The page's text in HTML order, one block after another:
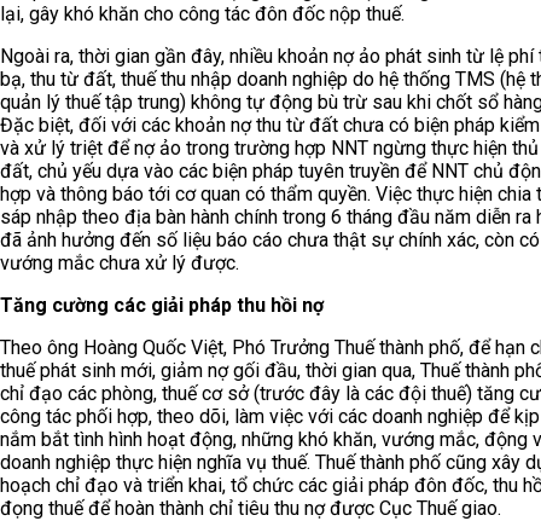
lại, gây khó khăn cho công tác đôn đốc nộp thuế.
Ngoài ra, thời gian gần đây, nhiều khoản nợ ảo phát sinh từ lệ
bạ, thu từ đất, thuế thu nhập doanh nghiệp do hệ thống TMS (hệ
quản lý thuế tập trung) không tự động bù trừ sau khi chốt sổ
Đặc biệt, đối với các khoản nợ thu từ đất chưa có biện pháp
và xử lý triệt để nợ ảo trong trường hợp NNT ngừng thực hiện
đất, chủ yếu dựa vào các biện pháp tuyên truyền để NNT chủ
hợp và thông báo tới cơ quan có thẩm quyền. Việc thực hiện chia
sáp nhập theo địa bàn hành chính trong 6 tháng đầu năm diễn ra
đã ảnh hưởng đến số liệu báo cáo chưa thật sự chính xác, còn
vướng mắc chưa xử lý được.
Tăng cường các giải pháp thu hồi nợ
Theo ông Hoàng Quốc Việt, Phó Trưởng Thuế thành phố, để hạn
thuế phát sinh mới, giảm nợ gối đầu, thời gian qua, Thuế thành
chỉ đạo các phòng, thuế cơ sở (trước đây là các đội thuế) tăng
công tác phối hợp, theo dõi, làm việc với các doanh nghiệp để
nắm bắt tình hình hoạt động, những khó khăn, vướng mắc, động
doanh nghiệp thực hiện nghĩa vụ thuế. Thuế thành phố cũng xây
hoạch chỉ đạo và triển khai, tổ chức các giải pháp đôn đốc, thu
đọng thuế để hoàn thành chỉ tiêu thu nợ được Cục Thuế giao.